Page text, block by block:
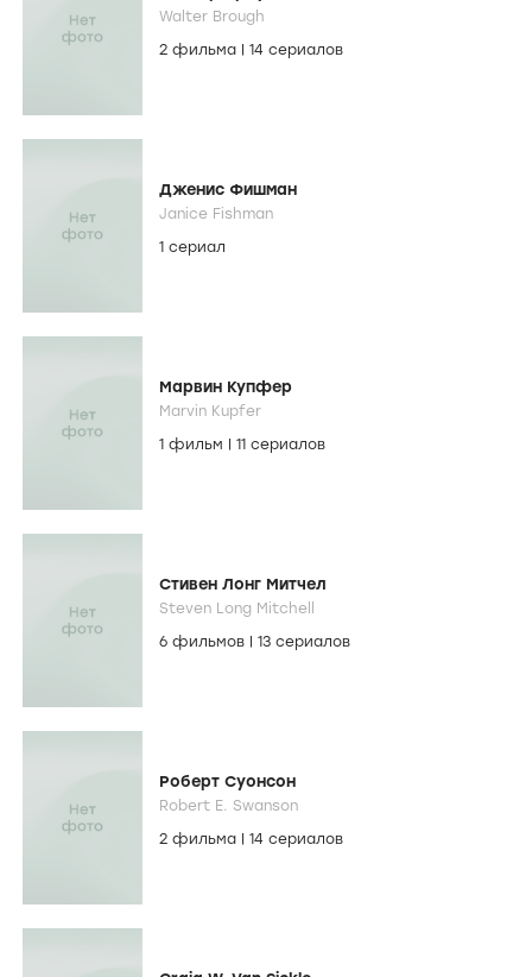
Walter Brough
2 фильма
14 сериалов
Дженис Фишман
Janice Fishman
1 сериал
Марвин Купфер
Marvin Kupfer
1 фильм
11 сериалов
Стивен Лонг Митчел
Steven Long Mitchell
6 фильмов
13 сериалов
Роберт Суонсон
Robert E. Swanson
2 фильма
14 сериалов